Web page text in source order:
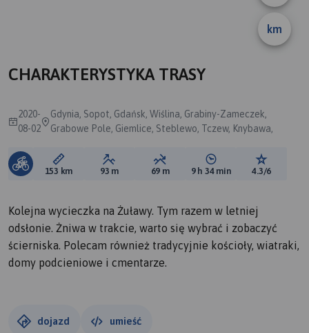
km
CHARAKTERYSTYKA TRASY
2020-
08-02
Gdynia, Sopot, Gdańsk, Wiślina, Grabiny-Zameczek,
Grabowe Pole, Giemlice, Steblewo, Tczew, Knybawa,
Długość trasy:
153 km Suma przewyższeń:
93 m Suma spadków:
69 m Średni czas potrzebny
9 h 34 min Ocena
4.3/6
Kolejna wycieczka na Żuławy. Tym razem w letniej
odsłonie. Żniwa w trakcie, warto się wybrać i zobaczyć
ścierniska. Polecam również tradycyjnie kościoły, wiatraki,
domy podcieniowe i cmentarze.
dojazd umieść